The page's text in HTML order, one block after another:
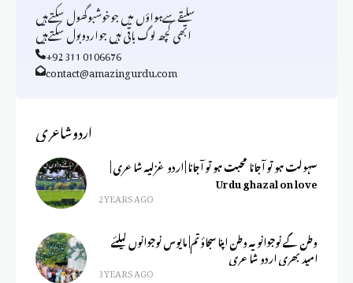
سلیقےسےہواؤں میں جوخوشبوگھول سکتےہیں
ابھی کچھ لوگ باقی ہیں جواردوبول سکتےہیں
+92 311 0106676
contact@amazingurdu.com
اردوشاعری
سہولت ہو تو آجانا محبت ہو تو آجانا | اردو غزلیہ شاعری |
Urdu ghazal on love
2 YEARS AGO
وطن کے نوجوانو یہ وطن اپنا سجاؤ تم| مایوس نوجوانوں کیلئے
امید بھری اردو شاعری
3 YEARS AGO